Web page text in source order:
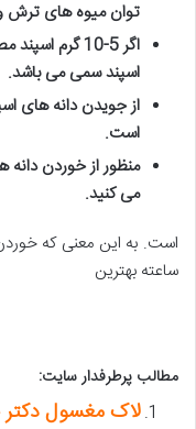
توان میوه های ترش
اگر 5-10 گرم
اسپند سمی می باشد.
از جویدن دانه های
است.
منظور از خوردن
می کنید.
ساعته بهترین
مطالب پرطرفدار سایت:
لاک مغسول